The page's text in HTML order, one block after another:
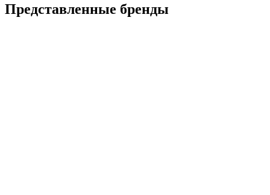
Представленные бренды